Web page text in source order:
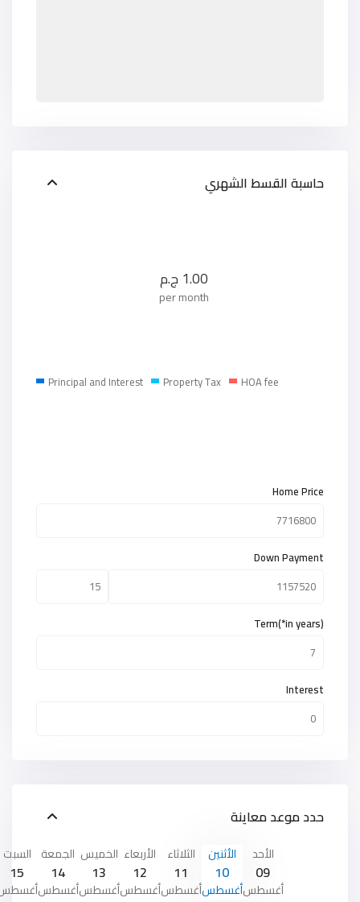
حاسبة القسط الشهري
1.00 ج.م
per month
Principal and Interest Property Tax HOA fee
Home Price
Down Payment
Term(*in years)
Interest
حدد موعد معاينة
الأحد
09
أغسطس
الأثنين
10
أغسطس
الثلاثاء
11
أغسطس
الأربعاء
12
أغسطس
الخميس
13
أغسطس
الجمعة
14
أغسطس
السبت
15